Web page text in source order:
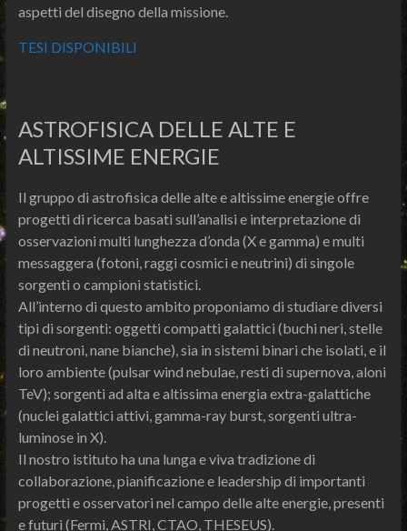
aspetti del disegno della missione.
TESI DISPONIBILI
ASTROFISICA DELLE ALTE E
ALTISSIME ENERGIE
Il gruppo di astrofisica delle alte e altissime energie offre
progetti di ricerca basati sull’analisi e interpretazione di
osservazioni multi lunghezza d’onda (X e gamma) e multi
messaggera (fotoni, raggi cosmici e neutrini) di singole
sorgenti o campioni statistici.
All’interno di questo ambito proponiamo di studiare diversi
tipi di sorgenti: oggetti compatti galattici (buchi neri, stelle
di neutroni, nane bianche), sia in sistemi binari che isolati, e il
loro ambiente (pulsar wind nebulae, resti di supernova, aloni
TeV); sorgenti ad alta e altissima energia extra-galattiche
(nuclei galattici attivi, gamma-ray burst, sorgenti ultra-
luminose in X).
Il nostro istituto ha una lunga e viva tradizione di
collaborazione, pianificazione e leadership di importanti
progetti e osservatori nel campo delle alte energie, presenti
e futuri (Fermi, ASTRI, CTAO, THESEUS).